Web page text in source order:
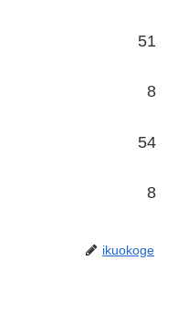
51
8
54
8
ikuokoge